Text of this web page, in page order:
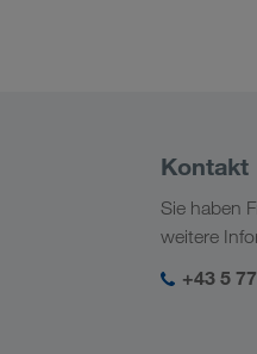
Kontakt
Sie haben
weitere
+43 5